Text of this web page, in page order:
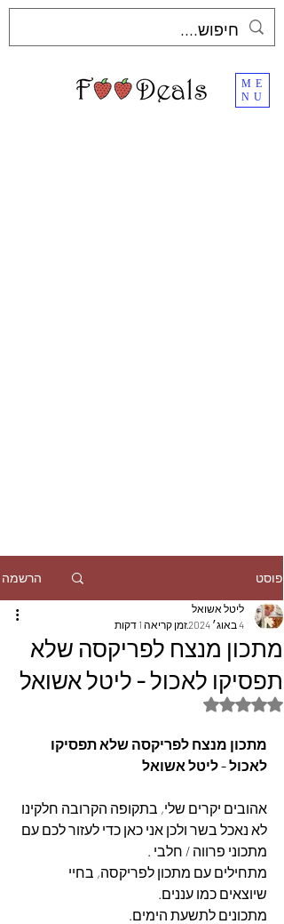
ME
NU
פוסט הרשמה
מתכון מנצח לפריקסה שלא
תפסיקו לאכול - ליטל אשואל
ליטל אשואל
4 באוג׳ 2024
זמן קריאה 1 דקות
דירוג של NaN מתוך 5 כוכבים
מתכון מנצח לפריקסה שלא תפסיקו
לאכול - ליטל אשואל
אהובים יקרים שלי, בתקופה הקרובה חלקינו
לא נאכל בשר ולכן אני כאן כדי לעזור לכם עם
מתכוני פרווה / חלבי .
מתחילים עם מתכון לפריקסה, בחיי
שיוצאים כמו עננים.
מתכונים לתשעת הימים.